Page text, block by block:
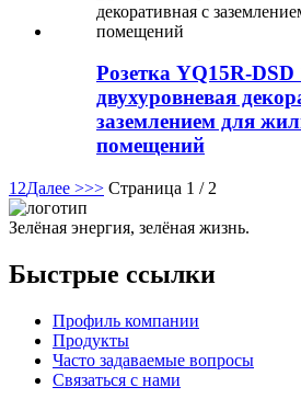
Розетка YQ15R-DSD
двухуровневая
заземлением для
помещений
1 2Далее >>> Страница 1 / 2
Зелёная энергия, зелёная жизнь.
Быстрые ссылки
Профиль компании
Продукты
Часто задаваемые вопросы
Связаться с нами